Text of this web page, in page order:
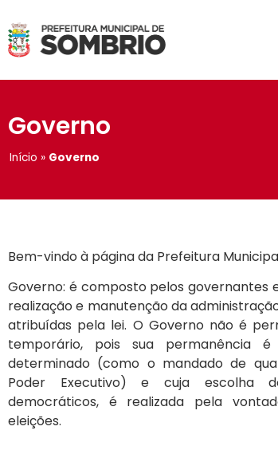
conteúdo
Governo
Início » Governo
Bem-vindo à página da Prefeitura
Governo: é composto pelos governantes
realização e manutenção da
atribuídas pela lei. O Governo não é
temporário, pois sua permanência
determinado (como o mandado de
Poder Executivo) e cuja escolha
democráticos, é realizada pela
eleições.